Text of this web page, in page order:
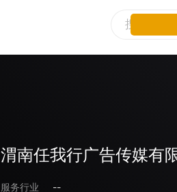
渭南任我行广告传媒有
服务行业
--